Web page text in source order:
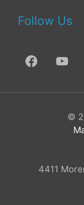
Follow Us
©
4411